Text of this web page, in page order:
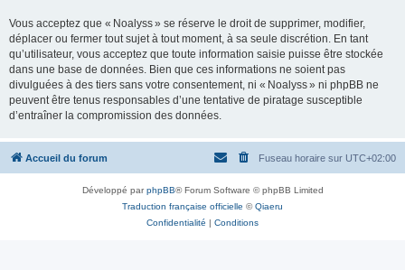
Vous acceptez que « Noalyss » se réserve le droit de supprimer, modifier,
déplacer ou fermer tout sujet à tout moment, à sa seule discrétion. En tant
qu’utilisateur, vous acceptez que toute information saisie puisse être stockée
dans une base de données. Bien que ces informations ne soient pas
divulguées à des tiers sans votre consentement, ni « Noalyss » ni phpBB ne
peuvent être tenus responsables d’une tentative de piratage susceptible
d’entraîner la compromission des données.
Accueil du forum Fuseau horaire sur UTC+02:00
Développé parphpBB® Forum Software © phpBB Limited
Traduction française officielle ©Qiaeru
Confidentialité | Conditions